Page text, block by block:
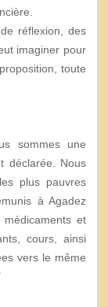
réflexion, des
imaginer pour
toute
sommes une
déclarée. Nous
plus pauvres
à Agadez
et
cours, ainsi
vers le même